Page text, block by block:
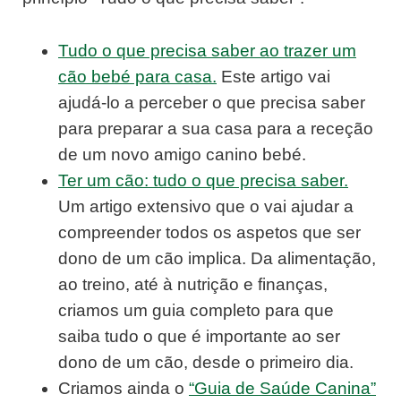
Tudo o que precisa saber ao trazer um
cão bebé para casa. Este artigo vai
ajudá-lo a perceber o que precisa saber
para preparar a sua casa para a receção
de um novo amigo canino bebé.
Ter um cão: tudo o que precisa saber.
Um artigo extensivo que o vai ajudar a
compreender todos os aspetos que ser
dono de um cão implica. Da alimentação,
ao treino, até à nutrição e finanças,
criamos um guia completo para que
saiba tudo o que é importante ao ser
dono de um cão, desde o primeiro dia.
Criamos ainda o “Guia de Saúde Canina”